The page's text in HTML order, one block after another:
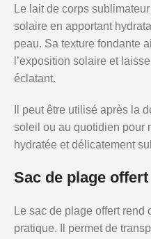
Le lait de corps
solaire en apportant
peau. Sa texture fondante
l’exposition solaire et
éclatant.
Il peut être utilisé après la
soleil ou au quotidien pour
hydratée et délicatement
Sac de plage offert
Le sac de plage offert rend
pratique. Il permet de